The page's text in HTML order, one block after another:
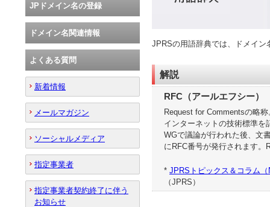
JPRSの用語辞典では、ドメイ
解説
RFC（アールエフシー）
Request for Commentsの略称
インターネットの技術標準
WGで議論が行われた後、文
にRFC番号が発行されます
* JPRSトピックス＆コラム
（JPRS）
JPドメイン名の登録
ドメイン名関連情報
よくある質問
新着情報
メールマガジン
ソーシャルメディア
指定事業者
指定事業者契約終了に伴う
お知らせ